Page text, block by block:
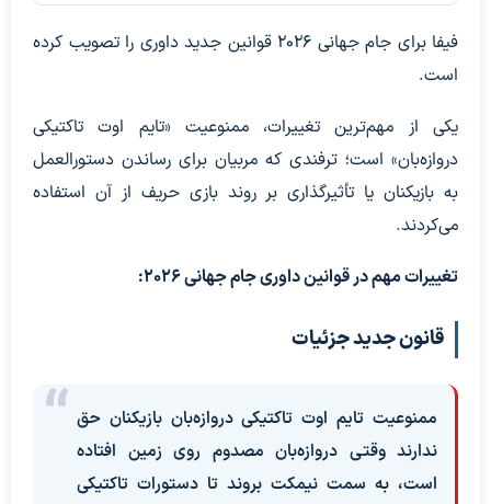
فیفا برای جام جهانی ۲۰۲۶ قوانین جدید داوری را تصویب کرده
است.
یکی از مهم‌ترین تغییرات، ممنوعیت «تایم اوت تاکتیکی
دروازه‌بان» است؛ ترفندی که مربیان برای رساندن دستورالعمل
به بازیکنان یا تأثیرگذاری بر روند بازی حریف از آن استفاده
می‌کردند.
تغییرات مهم در قوانین داوری جام جهانی ۲۰۲۶:
قانون جدید جزئیات
ممنوعیت تایم اوت تاکتیکی دروازه‌بان بازیکنان حق
ندارند وقتی دروازه‌بان مصدوم روی زمین افتاده
است، به سمت نیمکت بروند تا دستورات تاکتیکی